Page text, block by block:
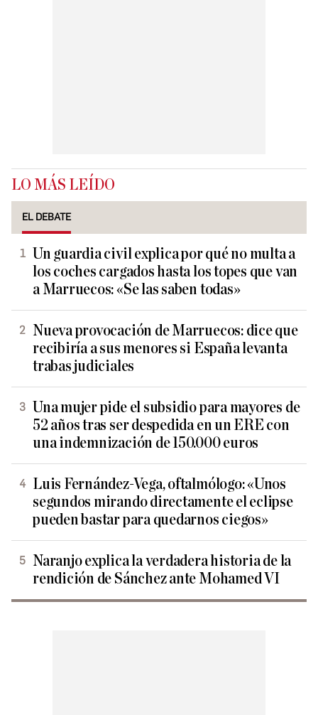
LO MÁS LEÍDO
EL DEBATE
Un guardia civil explica por qué no multa a
los coches cargados hasta los topes que van
a Marruecos: «Se las saben todas»
Nueva provocación de Marruecos: dice que
recibiría a sus menores si España levanta
trabas judiciales
Una mujer pide el subsidio para mayores de
52 años tras ser despedida en un ERE con
una indemnización de 150.000 euros
Luis Fernández-Vega, oftalmólogo: «Unos
segundos mirando directamente el eclipse
pueden bastar para quedarnos ciegos»
Naranjo explica la verdadera historia de la
rendición de Sánchez ante Mohamed VI